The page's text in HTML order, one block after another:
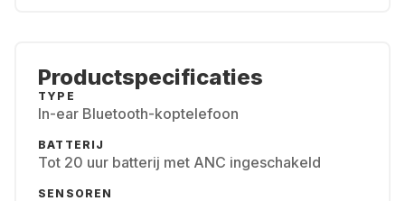
Productspecificaties
TYPE
In-ear Bluetooth-koptelefoon
BATTERIJ
Tot 20 uur batterij met ANC ingeschakeld
SENSOREN